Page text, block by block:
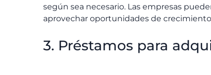
según sea necesario. Las empresas
aprovechar oportunidades de
3. Préstamos para